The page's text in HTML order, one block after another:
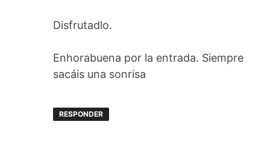
Disfrutadlo.
Enhorabuena por la entrada. Siempre
sacáis una sonrisa
RESPONDER